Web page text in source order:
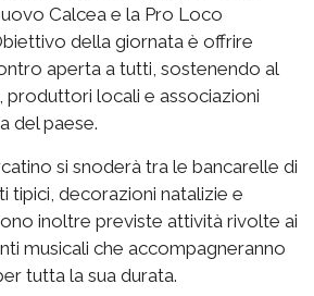
Calcea e la Pro Loco
della giornata è offrire
aperta a tutti, sostenendo al
produttori locali e associazioni
del paese.
si snoderà tra le bancarelle di
tipici, decorazioni natalizie e
inoltre previste attività rivolte ai
musicali che accompagneranno
tutta la sua durata.